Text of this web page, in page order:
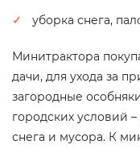
уборка снега,
Минитрактора
дачи, для ухода за
загородные
городских условий
снега и мусора. К